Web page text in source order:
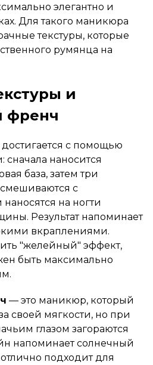
элегантно и
Для такого маникюра
текстуры, которые
румянца на
и
френч
достигается с помощью
сначала наносится
база, затем три
с
на ногти
Результат напоминает
вкраплениями.
"желейный" эффект,
быть максимально
— это маникюр, который
своей мягкости, но при
глазом загораются
напоминает солнечный
подходит для